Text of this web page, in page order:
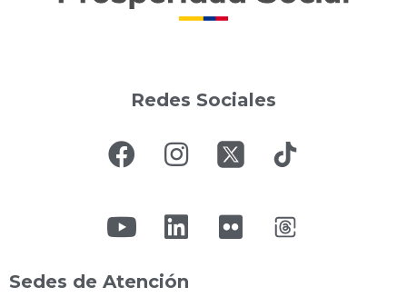
Redes Sociales
Sedes de Atención